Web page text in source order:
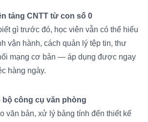
tảng CNTT từ con số 0
gì trước đó, học viên vẫn có thể hiểu
vận hành, cách quản lý tệp tin, thư
mạng cơ bản — áp dụng được ngay
hàng ngày.
bộ công cụ văn phòng
văn bản, xử lý bảng tính đến thiết kế